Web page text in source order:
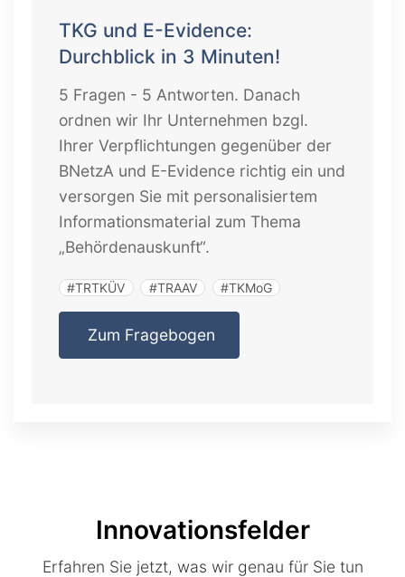
TKG und E-Evidence:
Durchblick in 3 Minuten!
5 Fragen - 5 Antworten. Danach
ordnen wir Ihr Unternehmen bzgl.
Ihrer Verpflichtungen gegenüber der
BNetzA und E-Evidence richtig ein und
versorgen Sie mit personalisiertem
Informationsmaterial zum Thema
„Behördenauskunft“.
#TRTKÜV #TRAAV #TKMoG
Zum Fragebogen
Innovationsfelder
Erfahren Sie jetzt, was wir genau für Sie tun